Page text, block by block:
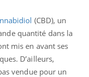
(CBD), un
quantité dans la
mis en avant ses
D’ailleurs,
vendue pour un